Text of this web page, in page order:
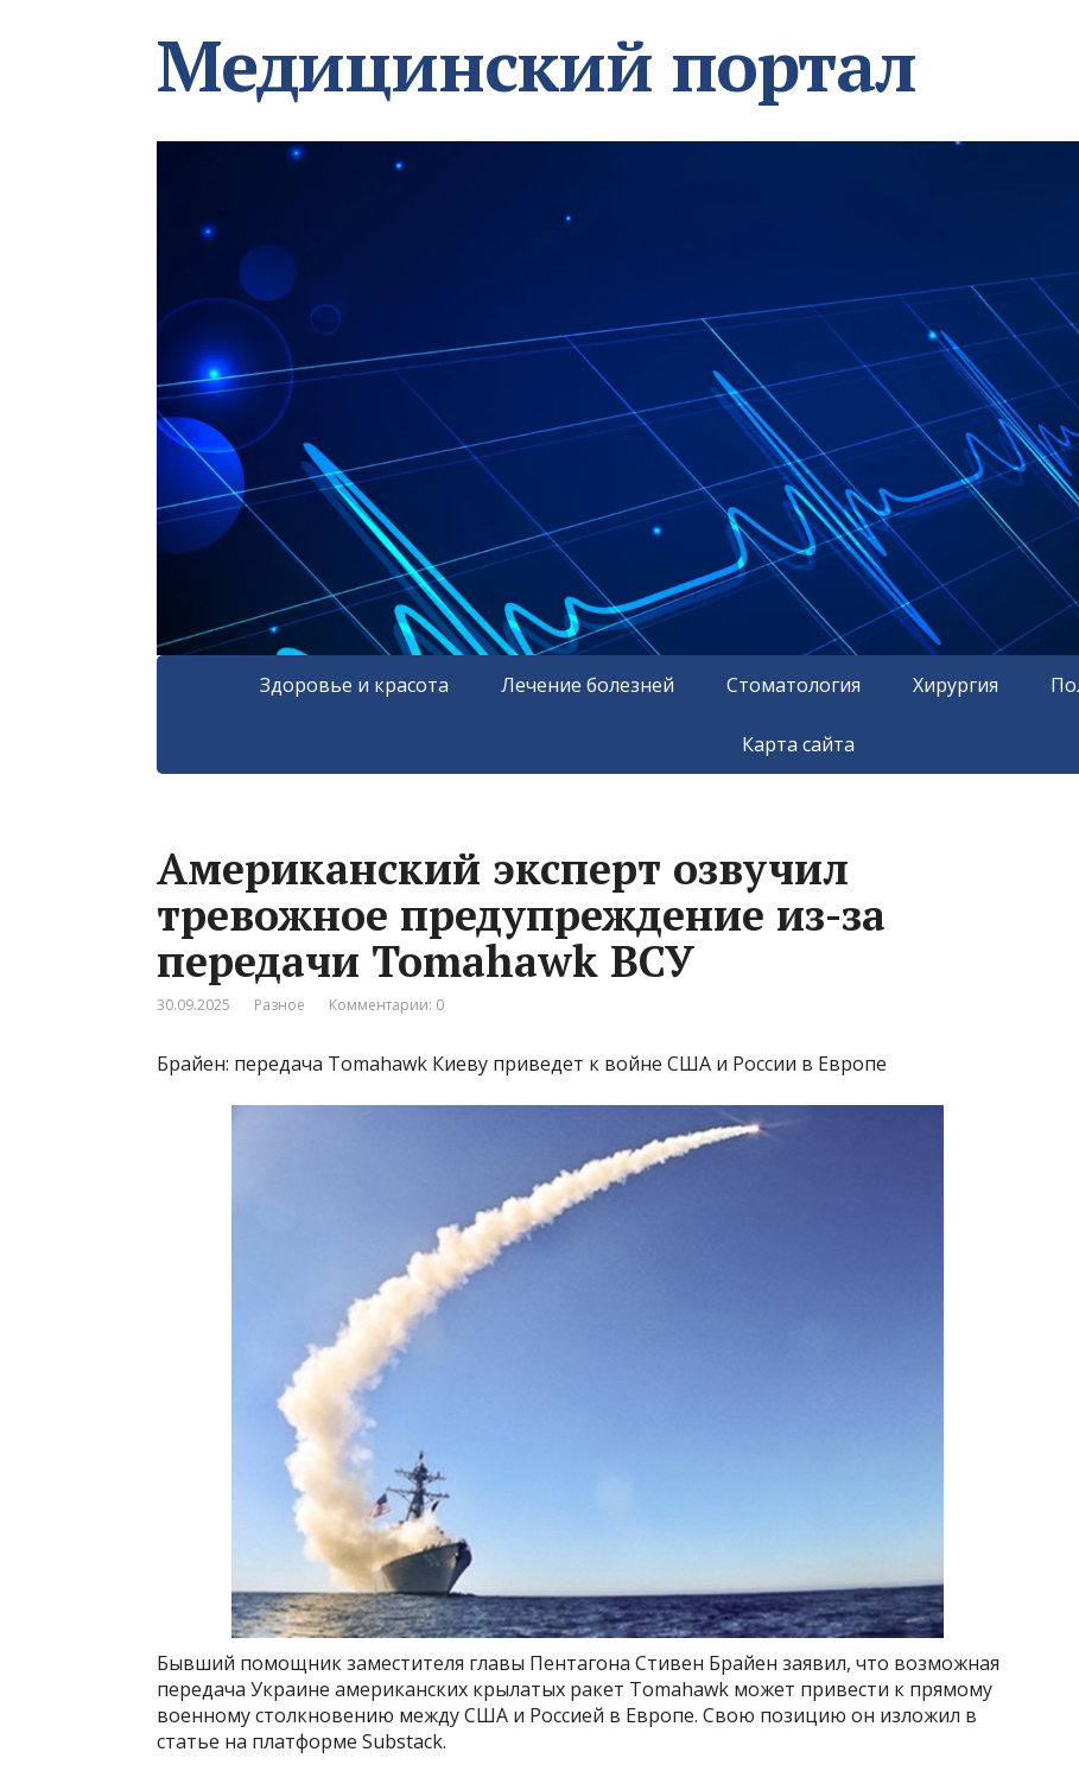
Медицинский портал
Здоровье и красота Лечение болезней Стоматология Хирургия
Карта сайта
Американский эксперт озвучил
тревожное предупреждение из-за
передачи Tomahawk ВСУ
30.09.2025 Разное Комментарии: 0
Брайен: передача Tomahawk Киеву приведет к войне США и России в Европе
Бывший помощник заместителя главы Пентагона Стивен Брайен заявил, что возможная
передача Украине американских крылатых ракет Tomahawk может привести к прямому
военному столкновению между США и Россией в Европе. Свою позицию он изложил в
статье на платформе Substack.